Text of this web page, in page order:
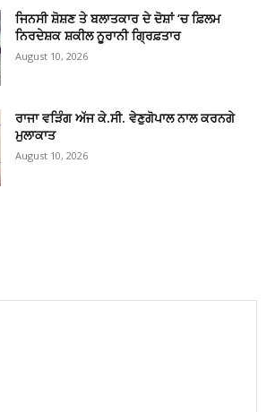
ਜਿਨਸੀ ਸ਼ੋਸ਼ਣ ਤੇ ਬਲਾਤਕਾਰ ਦੇ ਦੋਸ਼ਾਂ ‘ਚ ਫ਼ਿਲਮ
ਨਿਰਦੇਸ਼ਕ ਸ਼ਕੀਲ ਨੂਰਾਨੀ ਗ੍ਰਿਫ਼ਤਾਰ
August 10, 2026
ਰਾਜਾ ਵੜਿੰਗ ਅੱਜ ਕੇ.ਸੀ. ਵੇਣੁਗੋਪਾਲ ਨਾਲ ਕਰਨਗੇ
ਮੁਲਾਕਾਤ
August 10, 2026